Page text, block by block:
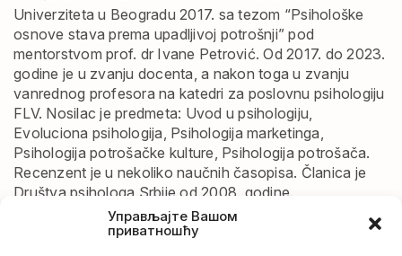
Управљајте Вашом
приватношћу
Univerziteta u Beogradu 2017. sa tezom “Psihološke
osnove stava prema upadljivoj potrošnji” pod
mentorstvom prof. dr Ivane Petrović. Od 2017. do 2023.
godine je u zvanju docenta, a nakon toga u zvanju
vanrednog profesora na katedri za poslovnu psihologiju
FLV. Nosilac je predmeta: Uvod u psihologiju,
Evoluciona psihologija, Psihologija marketinga,
Psihologija potrošačke kulture, Psihologija potrošača.
Recenzent je u nekoliko naučnih časopisa. Članica je
Društva psihologa Srbije od 2008. godine.
Oblast interesovanja